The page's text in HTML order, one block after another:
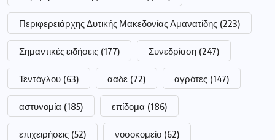
Περιφερειάρχης Δυτικής Μακεδονίας Αμανατίδης (223)
Σημαντικές ειδήσεις (177) Συνεδρίαση (247)
Τεντόγλου (63) ααδε (72) αγρότες (147)
αστυνομία (185) επίδομα (186)
επιχειρήσεις (52) νοσοκομείο (62)